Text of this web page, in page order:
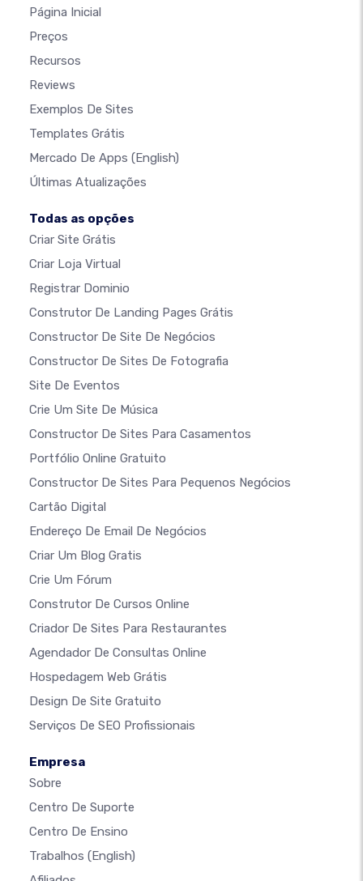
Página Inicial
Preços
Recursos
Reviews
Exemplos De Sites
Templates Grátis
Mercado De Apps (English)
Últimas Atualizações
Todas as opções
Criar Site Grátis
Criar Loja Virtual
Registrar Dominio
Construtor De Landing Pages Grátis
Constructor De Site De Negócios
Constructor De Sites De Fotografia
Site De Eventos
Crie Um Site De Música
Constructor De Sites Para Casamentos
Portfólio Online Gratuito
Constructor De Sites Para Pequenos Negócios
Cartão Digital
Endereço De Email De Negócios
Criar Um Blog Gratis
Crie Um Fórum
Construtor De Cursos Online
Criador De Sites Para Restaurantes
Agendador De Consultas Online
Hospedagem Web Grátis
Design De Site Gratuito
Serviços De SEO Profissionais
Empresa
Sobre
Centro De Suporte
Centro De Ensino
Trabalhos (English)